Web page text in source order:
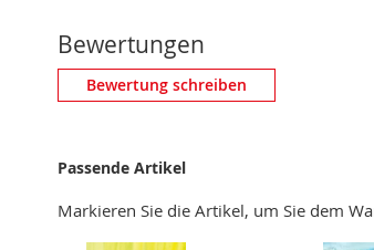
Bewertungen
Eigene Bewertung schreiben
Bewertung schreiben
Passende Artikel
Markieren Sie die Artikel, um Sie dem